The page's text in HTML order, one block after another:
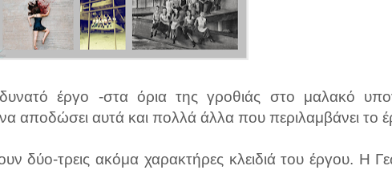
έργο -στα όρια της γροθιάς στο μαλακό
αποδώσει αυτά και πολλά άλλα που περιλαμβάνει το
δύο-τρεις ακόμα χαρακτήρες κλειδιά του έργου. Η